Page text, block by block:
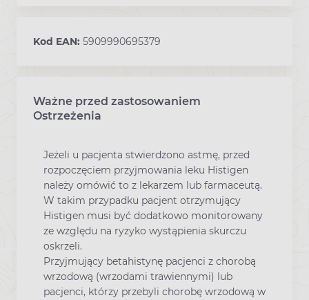
Kod EAN: 5909990695379
Ważne przed zastosowaniem
Ostrzeżenia
Jeżeli u pacjenta stwierdzono astmę, przed
rozpoczęciem przyjmowania leku Histigen
należy omówić to z lekarzem lub farmaceutą.
W takim przypadku pacjent otrzymujący
Histigen musi być dodatkowo monitorowany
ze względu na ryzyko wystąpienia skurczu
oskrzeli.
Przyjmujący betahistynę pacjenci z chorobą
wrzodową (wrzodami trawiennymi) lub
pacjenci, którzy przebyli chorobę wrzodową w